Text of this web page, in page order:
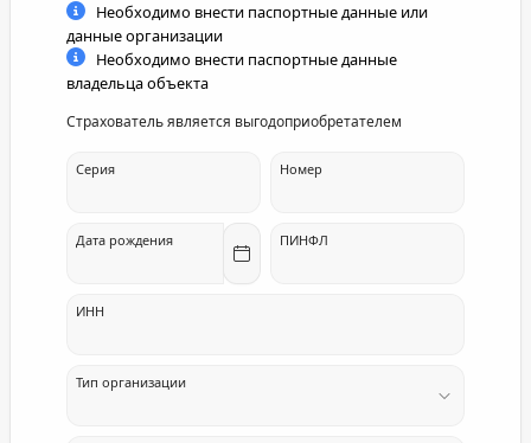
Необходимо внести паспортные данные или
данные организации
Необходимо внести паспортные данные
владельца объекта
Страхователь является выгодоприобретателем
Серия Номер
Дата рождения ПИНФЛ
ИНН
Тип организации
benef_list_type